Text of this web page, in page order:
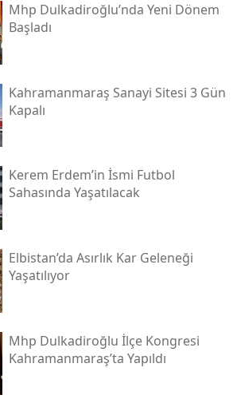
Mhp Dulkadiroğlu’nda Yeni Dönem
Başladı
Kahramanmaraş Sanayi Sitesi 3 Gün
Kapalı
Kerem Erdem’in İsmi Futbol
Sahasında Yaşatılacak
Elbistan’da Asırlık Kar Geleneği
Yaşatılıyor
Mhp Dulkadiroğlu İlçe Kongresi
Kahramanmaraş’ta Yapıldı